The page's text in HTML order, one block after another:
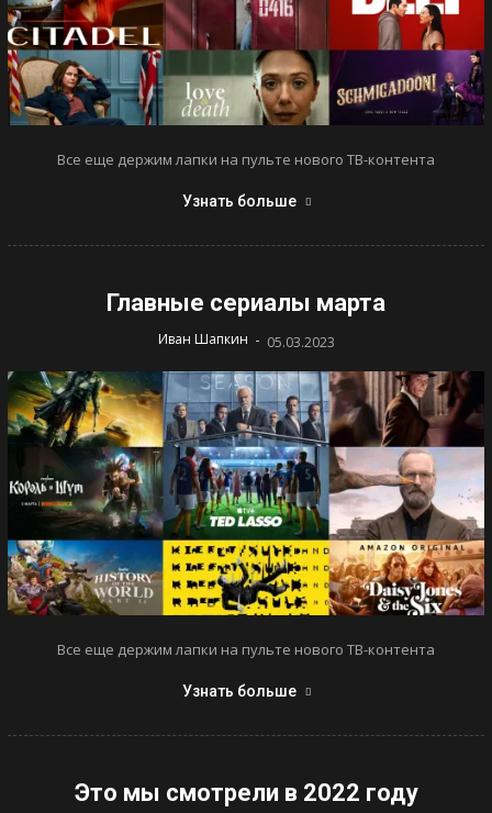
Все еще держим лапки на пульте нового ТВ-контента
Узнать больше
Главные сериалы марта
Иван Шапкин - 05.03.2023
Все еще держим лапки на пульте нового ТВ-контента
Узнать больше
Это мы смотрели в 2022 году